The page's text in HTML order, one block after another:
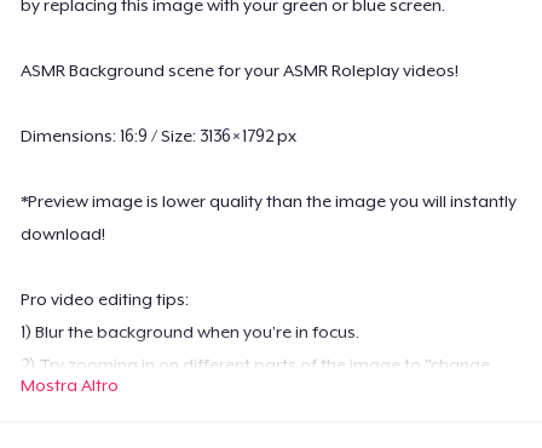
by replacing this image with your green or blue screen.
ASMR Background scene for your ASMR Roleplay videos!
Dimensions: 16:9 / Size: 3136 × 1792 px
*Preview image is lower quality than the image you will instantly
download!
Pro video editing tips:
1) Blur the background when you’re in focus.
2) Try zooming in on different parts of the image to "change
angles" in your scenes.
Mostra Altro